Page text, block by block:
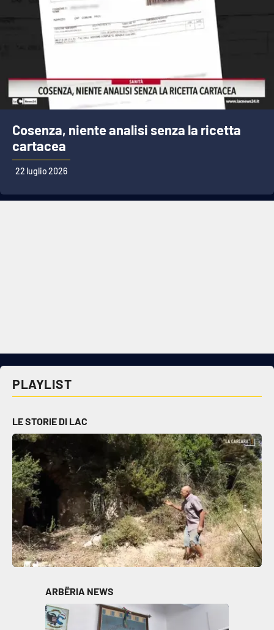
Cosenza, niente analisi senza la ricetta
cartacea
22 luglio 2026
PLAYLIST
LE STORIE DI LAC
ARBËRIA NEWS